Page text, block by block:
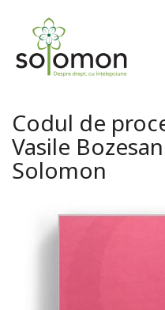
Codul de
Vasile
Solomon